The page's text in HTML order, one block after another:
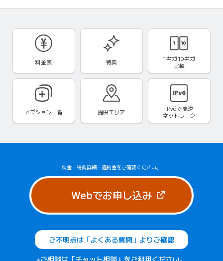
料金表 特典
1ギガ10ギガ
比較
オプション一覧 提供エリア IPv6で高速
ネットワーク
料金 ・ 特典詳細 ・ 違約金をご確認ください。
Webでお申し込み（新しいタブ
ご不明点は「よくある質問」よりご確認
※ご相談は「チャット相談」をご利用ください。